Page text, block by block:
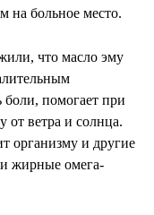
на больное место.
что масло эму
боли, помогает при
от ветра и солнца.
организму и другие
жирные омега-